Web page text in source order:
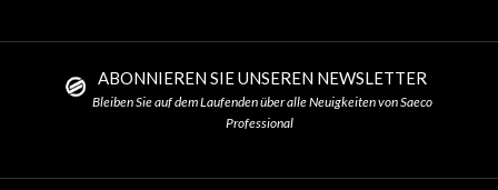
ABONNIEREN SIE UNSEREN NEWSLETTER
Bleiben Sie auf dem Laufenden über alle Neuigkeiten von Saeco
Professional